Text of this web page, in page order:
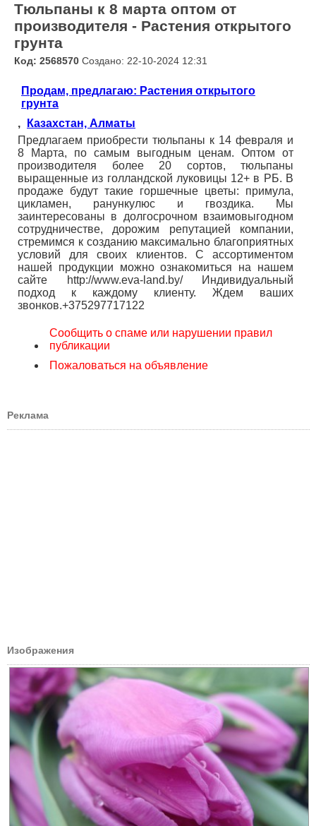
Тюльпаны к 8 марта оптом от
производителя - Растения открытого
грунта
Код: 2568570 Создано: 22-10-2024 12:31
Продам, предлагаю: Растения открытого
грунта
,
Казахстан, Алматы
Предлагаем приобрести тюльпаны к 14 февраля и
8 Марта, по самым выгодным ценам. Оптом от
производителя более 20 сортов, тюльпаны
выращенные из голландской луковицы 12+ в РБ. В
продаже будут такие горшечные цветы: примула,
цикламен, ранункулюс и гвоздика. Мы
заинтересованы в долгосрочном взаимовыгодном
сотрудничестве, дорожим репутацией компании,
стремимся к созданию максимально благоприятных
условий для своих клиентов. С ассортиментом
нашей продукции можно ознакомиться на нашем
сайте http://www.eva-land.by/ Индивидуальный
подход к каждому клиенту. Ждем ваших
звонков.+375297717122
Сообщить о спаме или нарушении правил
публикации
Пожаловаться на объявление
Реклама
Изображения